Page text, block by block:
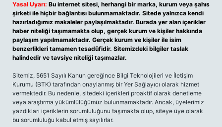
Yasal Uyarı: Bu internet sitesi, herhangi bir marka, kurum veya şahıs
şirketi ile hiçbir bağlantısı bulunmamaktadır. Sitede yalnızca kendi
hazırladığımız makaleler paylaşılmaktadır. Burada yer alan içerikler
haber niteliği taşımamakta olup, gerçek kurum ve kişiler hakkında
paylaşım yapılmamaktadır. Gerçek kurum ve kişiler ile isim
benzerlikleri tamamen tesadüfidir. Sitemizdeki bilgiler taslak
halindedir ve tavsiye niteliği taşımazlar.
Sitemiz, 5651 Sayılı Kanun gereğince Bilgi Teknolojileri ve İletişim
Kurumu (BTK) tarafından onaylanmış bir Yer Sağlayıcı olarak hizmet
vermektedir. Bu nedenle, sitedeki içerikleri proaktif olarak denetleme
veya araştırma yükümlülüğümüz bulunmamaktadır. Ancak, üyelerimiz
yazdıkları içeriklerin sorumluluğunu taşımakta olup, siteye üye olarak
bu sorumluluğu kabul etmiş sayılırlar.